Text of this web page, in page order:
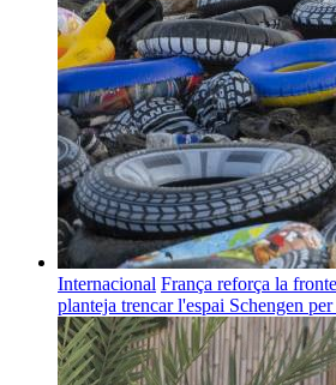
Internacional França reforça la
planteja trencar l'espai Schengen